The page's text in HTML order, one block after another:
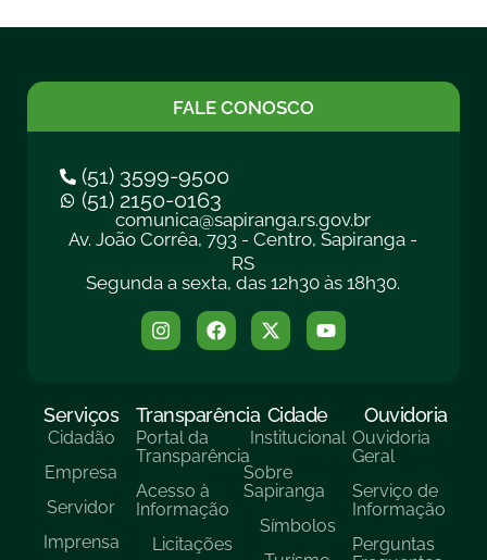
FALE CONOSCO
(51) 3599-9500
(51) 2150-0163
comunica@sapiranga.rs.gov.br
Av. João Corrêa, 793 - Centro, Sapiranga -
RS
Segunda a sexta, das 12h30 às 18h30.
Serviços
Cidadão
Empresa
Servidor
Imprensa
Transparência
Portal da
Transparência
Acesso à
Informação
Licitações
Cidade
Institucional
Sobre
Sapiranga
Símbolos
Ouvidoria
Ouvidoria
Geral
Serviço de
Informação
Perguntas